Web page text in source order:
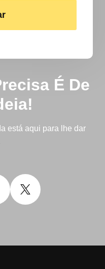
É De
está aqui para lhe dar